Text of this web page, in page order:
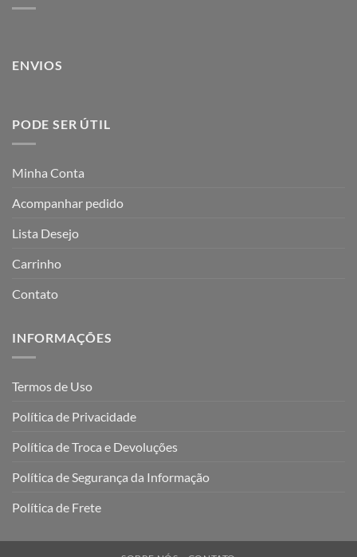
ENVIOS
PODE SER ÚTIL
Minha Conta
Acompanhar pedido
Lista Desejo
Carrinho
Contato
INFORMAÇÕES
Termos de Uso
Política de Privacidade
Política de Troca e Devoluções
Política de Segurança da Informação
Política de Frete